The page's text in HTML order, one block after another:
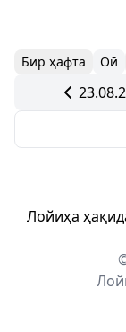
Бир ҳафта Ой
Лойиҳа